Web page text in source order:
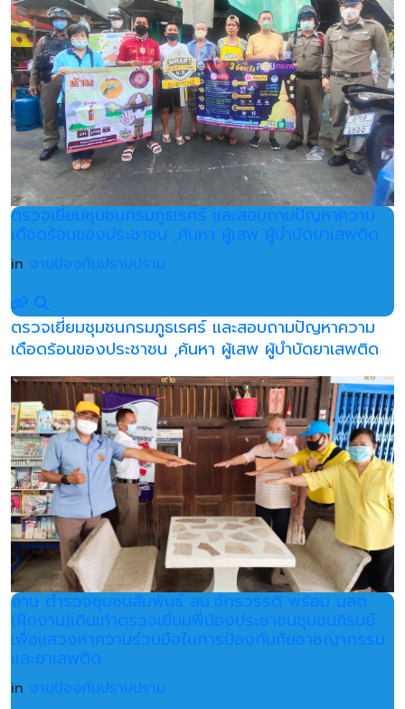
ตรวจเยี่ยมชุมชนกรมภูธเรศร์ และสอบถามปัญหาความ
เดือดร้อนของประชาชน ,ค้นหา ผู้เสพ ผู้บำบัดยาเสพติด
in งานป้องกันปราบปราม
ตรวจเยี่ยมชุมชนกรมภูธเรศร์ และสอบถามปัญหาความ
เดือดร้อนของประชาชน ,ค้นหา ผู้เสพ ผู้บำบัดยาเสพติด
งาน ตำรวจชุมชนสัมพันธ์ สน.จักรวรรดิ พร้อม นสต.
(ฝึกงาน)เดินเท้าตรวจเยี่ยมพี่น้องประชาชนชุมชนภิรมย์
เพื่อแสวงหาความร่วมมือในการป้องกันภัยอาชญากรรม
และยาเสพติด
in งานป้องกันปราบปราม